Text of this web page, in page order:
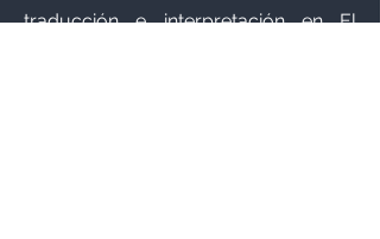
traducción e interpretación en El